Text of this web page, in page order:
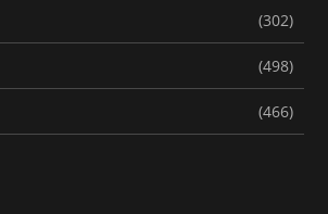
(302)
(498)
(466)